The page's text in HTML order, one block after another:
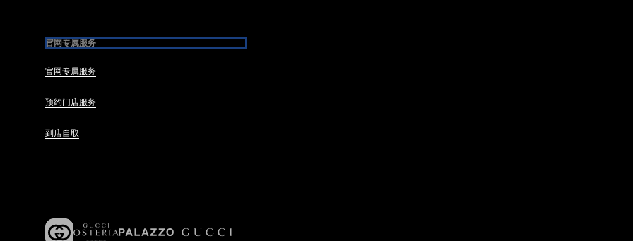
官网专属服务
官网专属服务
预约门店服务
到店自取